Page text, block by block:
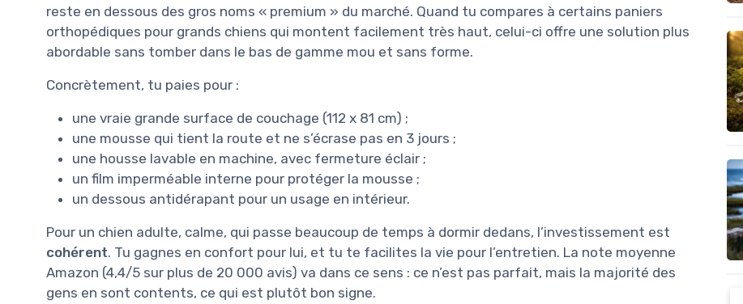
reste en dessous des gros noms « premium » du marché. Quand tu compares à certains paniers
orthopédiques pour grands chiens qui montent facilement très haut, celui-ci offre une solution plus
abordable sans tomber dans le bas de gamme mou et sans forme.
Concrètement, tu paies pour :
une vraie grande surface de couchage (112 x 81 cm) ;
une mousse qui tient la route et ne s’écrase pas en 3 jours ;
une housse lavable en machine, avec fermeture éclair ;
un film imperméable interne pour protéger la mousse ;
un dessous antidérapant pour un usage en intérieur.
Pour un chien adulte, calme, qui passe beaucoup de temps à dormir dedans, l’investissement est
cohérent. Tu gagnes en confort pour lui, et tu te facilites la vie pour l’entretien. La note moyenne
Amazon (4,4/5 sur plus de 20 000 avis) va dans ce sens : ce n’est pas parfait, mais la majorité des
gens en sont contents, ce qui est plutôt bon signe.